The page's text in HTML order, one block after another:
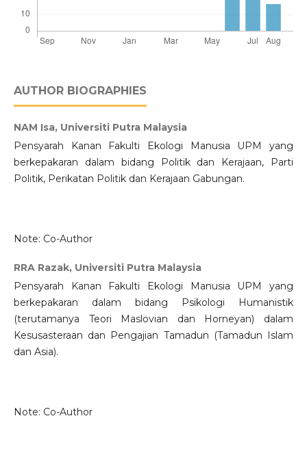
AUTHOR BIOGRAPHIES
NAM Isa, Universiti Putra Malaysia
Pensyarah Kanan Fakulti Ekologi Manusia UPM yang
berkepakaran dalam bidang Politik dan Kerajaan, Parti
Politik, Perikatan Politik dan Kerajaan Gabungan.
Note: Co-Author
RRA Razak, Universiti Putra Malaysia
Pensyarah Kanan Fakulti Ekologi Manusia UPM yang
berkepakaran dalam bidang Psikologi Humanistik
(terutamanya Teori Maslovian dan Horneyan) dalam
Kesusasteraan dan Pengajian Tamadun (Tamadun Islam
dan Asia).
Note: Co-Author